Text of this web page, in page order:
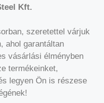
Kft.
szeretettel várjuk
ahol garantáltan
vásárlási élményben
termékeinket,
legyen Ön is részese